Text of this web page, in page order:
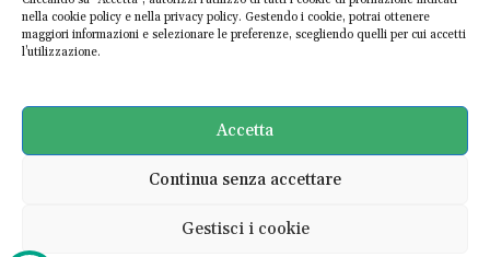
nella cookie policy e nella privacy policy. Gestendo i cookie, potrai ottenere
maggiori informazioni e selezionare le preferenze, scegliendo quelli per cui accetti
l’utilizzazione.
Accetta
Continua senza accettare
Gestisci i cookie
digitale dedicata alle imprese italiane circolari. Scopri le
esperienze già mappate osegnalaci nuove realtà!